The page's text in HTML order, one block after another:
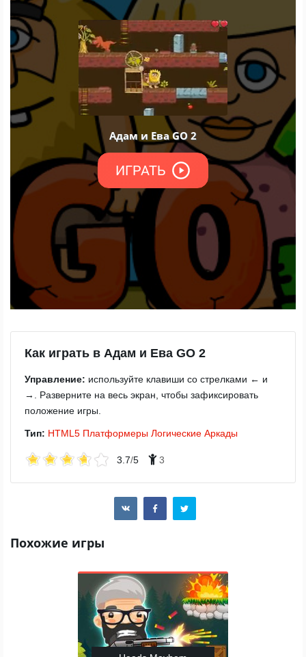
Как играть в Адам и Ева GO 2
Управление: используйте клавиши со стрелками ← и
→. Разверните на весь экран, чтобы зафиксировать
положение игры.
Тип: HTML5 Платформеры Логические Аркады
3.7/5 3
Похожие игры